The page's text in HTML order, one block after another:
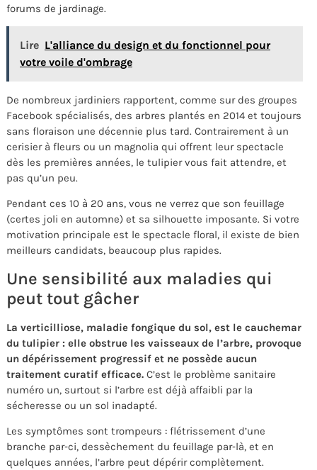
forums de jardinage.
Lire L'alliance du design et du fonctionnel pour
votre voile d'ombrage
De nombreux jardiniers rapportent, comme sur des groupes
Facebook spécialisés, des arbres plantés en 2014 et toujours
sans floraison une décennie plus tard. Contrairement à un
cerisier à fleurs ou un magnolia qui offrent leur spectacle
dès les premières années, le tulipier vous fait attendre, et
pas qu’un peu.
Pendant ces 10 à 20 ans, vous ne verrez que son feuillage
(certes joli en automne) et sa silhouette imposante. Si votre
motivation principale est le spectacle floral, il existe de bien
meilleurs candidats, beaucoup plus rapides.
Une sensibilité aux maladies qui
peut tout gâcher
La verticilliose, maladie fongique du sol, est le cauchemar
du tulipier : elle obstrue les vaisseaux de l’arbre, provoque
un dépérissement progressif et ne possède aucun
traitement curatif efficace. C’est le problème sanitaire
numéro un, surtout si l’arbre est déjà affaibli par la
sécheresse ou un sol inadapté.
Les symptômes sont trompeurs : flétrissement d’une
branche par‑ci, dessèchement du feuillage par‑là, et en
quelques années, l’arbre peut dépérir complètement.